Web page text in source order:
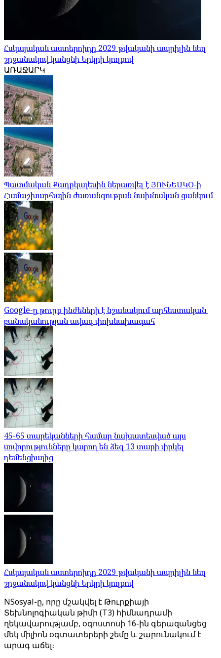
Հսկայական աստերոիդը 2029 թվականի ապրիլին նեղ
շրջանակով կանցնի Երկրի կողքով
ԱՌԱՋԱՐԿ
Պատմական Քադըկալեսին ներառվել է ՅՈՒՆԵՍԿՕ-ի
Համաշխարհային ժառանգության նախնական ցանկում
Google-ը թուրք ինժեների է նշանակում արհեստական ​​
բանականության ավագ փոխնախագահ
45-65 տարեկանների համար նախատեսված այս
սովորությունները կարող են ձեզ 13 տարի փրկել
դեմենցիայից
Հսկայական աստերոիդը 2029 թվականի ապրիլին նեղ
շրջանակով կանցնի Երկրի կողքով
NSosyal-ը, որը մշակվել է Թուրքիայի
Տեխնոլոգիական թիմի (T3) հիմնադրամի
ղեկավարությամբ, օգոստոսի 16-ին գերազանցեց
մեկ միլիոն օգտատերերի շեմը և շարունակում է
արագ աճել։